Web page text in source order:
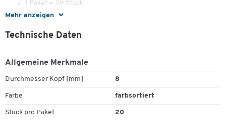
Mehr anzeigen
1 Paket = 20 Stück
Technische Daten
Allgemeine Merkmale
Durchmesser Kopf [mm] 8
Farbe farbsortiert
Stück pro Paket 20
Zum Zoomen doppeltippen